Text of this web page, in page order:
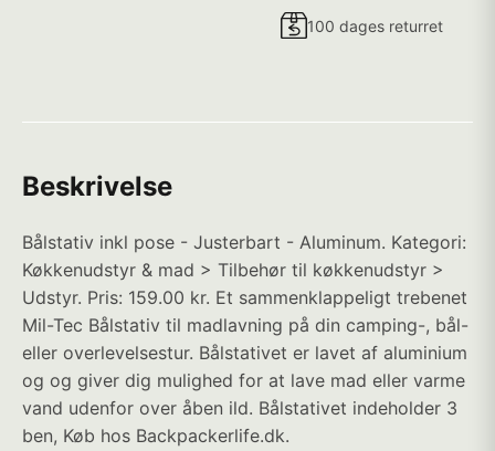
100 dages returret
Beskrivelse
Bålstativ inkl pose - Justerbart - Aluminum. Kategori:
Køkkenudstyr & mad > Tilbehør til køkkenudstyr >
Udstyr. Pris: 159.00 kr. Et sammenklappeligt trebenet
Mil-Tec Bålstativ til madlavning på din camping-, bål-
eller overlevelsestur. Bålstativet er lavet af aluminium
og og giver dig mulighed for at lave mad eller varme
vand udenfor over åben ild. Bålstativet indeholder 3
ben, Køb hos Backpackerlife.dk.